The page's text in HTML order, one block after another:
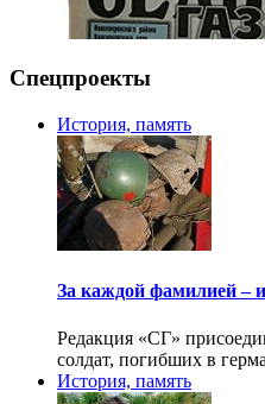
Спецпроекты
История, память
За каждой фамилией –
Редакция «СГ»
солдат, погибших в
История, память